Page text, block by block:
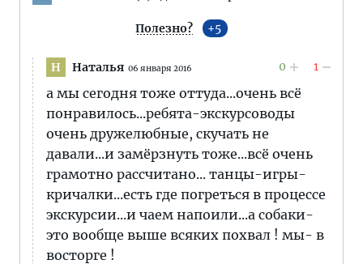
Полезно? 5
Н Наталья 06 января 2016 0 1
а мы сегодня тоже оттуда...очень всё
понравилось...ребята-экскурсоводы
очень дружелюбные, скучать не
давали...и замёрзнуть тоже...всё очень
грамотно рассчитано... танцы-игры-
кричалки...есть где погреться в процессе
экскурсии...и чаем напоили...а собаки-
это вообще выше всяких похвал ! мы- в
восторге !